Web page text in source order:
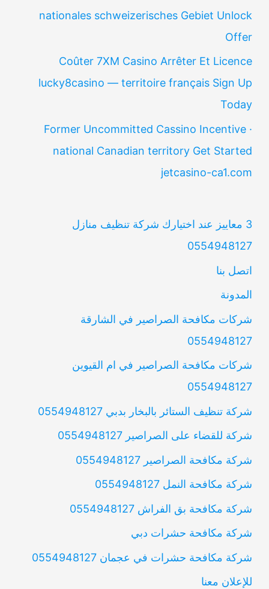
nationales schweizerisches Gebiet Unlock
Offer
Coûter 7XM Casino Arrêter Et Licence
lucky8casino — territoire français Sign Up
Today
Former Uncommitted Cassino Incentive ·
national Canadian territory Get Started
jetcasino-ca1.com
3 معاييز عند اختيارك شركة تنظيف منازل
0554948127
اتصل بنا
المدونة
شركات مكافحة الصراصير في الشارقة
0554948127
شركات مكافحة الصراصير في ام القيوين
0554948127
شركة تنظيف الستائر بالبخار بدبي 0554948127
شركة للقضاء على الصراصير 0554948127
شركة مكافحة الصراصير 0554948127
شركة مكافحة النمل 0554948127
شركة مكافحة بق الفراش 0554948127
شركة مكافحة حشرات دبي
شركة مكافحة حشرات في عجمان 0554948127
للإعلان معنا